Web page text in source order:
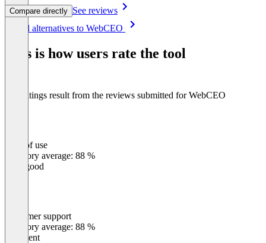
Compare directly See reviews
See all alternatives to WebCEO
This is how users rate the tool
The ratings result from the reviews submitted for WebCEO
Ease of use
Category average: 88 %
Very good
Customer support
Category average: 88 %
Excellent